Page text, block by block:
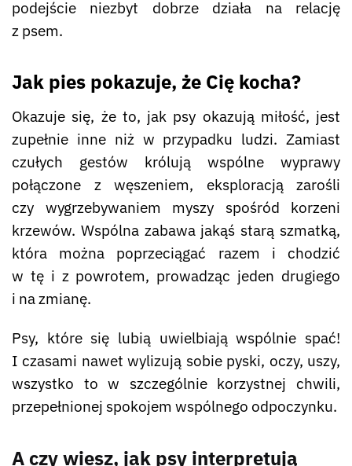
podejście niezbyt dobrze działa na relację
z psem.
Jak pies pokazuje, że Cię kocha?
Okazuje się, że to, jak psy okazują miłość, jest
zupełnie inne niż w przypadku ludzi. Zamiast
czułych gestów królują wspólne wyprawy
połączone z węszeniem, eksploracją zarośli
czy wygrzebywaniem myszy spośród korzeni
krzewów. Wspólna zabawa jakąś starą szmatką,
która można poprzeciągać razem i chodzić
w tę i z powrotem, prowadząc jeden drugiego
i na zmianę.
Psy, które się lubią uwielbiają wspólnie spać!
I czasami nawet wylizują sobie pyski, oczy, uszy,
wszystko to w szczególnie korzystnej chwili,
przepełnionej spokojem wspólnego odpoczynku.
A czy wiesz, jak psy interpretują